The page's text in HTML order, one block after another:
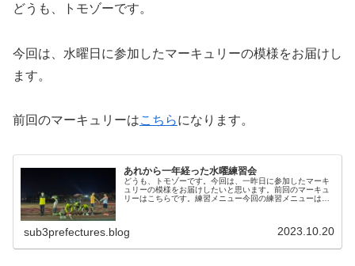
どうも、トモゾーです。
今回は、水曜日に参加したマーキュリーの模様をお届けし
ます。
前回のマーキュリーはこちらになります。
あれから一年経った水曜練習会
どうも、トモゾーです。今回は、一昨日に参加したマーキ
ュリーの模様をお届けしたいと思います。前回のマーキュ
リーはこちらです。練習メニュー今回の練習メニューは１
sub3prefectures.blog 2023.10.20